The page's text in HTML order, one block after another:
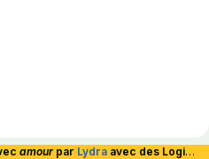
amour par Lydra avec des Logiciels Libres et hébergé en